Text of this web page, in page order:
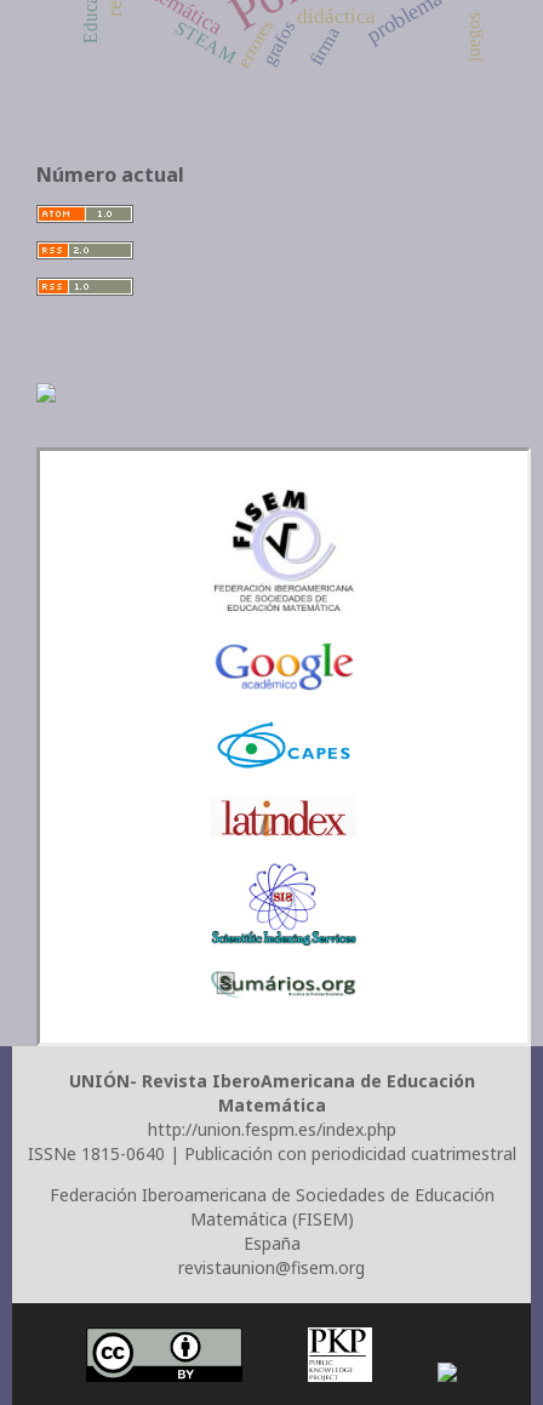
problema
didáctica
errores firma
STEAM juegos
grafos
Número actual
UNIÓN- Revista IberoAmericana de Educación
Matemática
http://union.fespm.es/index.php
ISSNe 1815-0640 | Publicación con periodicidad cuatrimestral
Federación Iberoamericana de Sociedades de Educación
Matemática (FISEM)
España
revistaunion@fisem.org